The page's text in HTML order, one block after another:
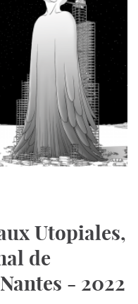
Utopiales,
de
- 2022